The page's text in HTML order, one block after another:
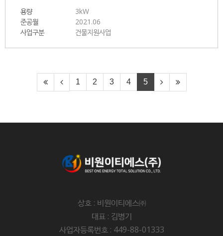
용량
3kW
준공월
2021.06
사업구분
건물지원사업
1 2 3 4 5
상호 : 비원이티에스㈜
대표 : 김병기
사업자등록번호 : 449-88-01333